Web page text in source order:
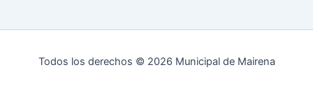
Todos los derechos © 2026 Municipal de Mairena